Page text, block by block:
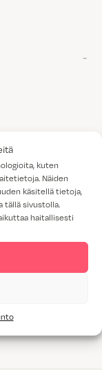
kuten
Näiden
käsitellä tietoja,
tällä sivustolla.
haitallisesti
yhtään